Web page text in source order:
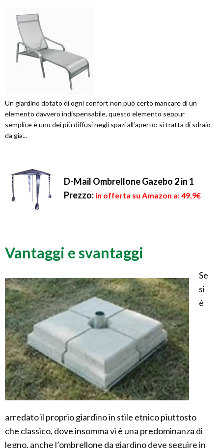
Un giardino dotato di ogni confort non può certo mancare di un
elemento davvero indispensabile, questo elemento seppur
semplice è uno dei più diffusi negli spazi all’aperto: si tratta di sdraio
da gia...
D-Mail Ombrellone Gazebo 2 in 1
Prezzo: in offerta su Amazon a: 49,9€
Vantaggi e svantaggi
Se
si
è
arredato il proprio giardino in stile etnico piuttosto
che classico, dove insomma vi è una predominanza di
legno, anche l’ombrellone da giardino deve seguire in